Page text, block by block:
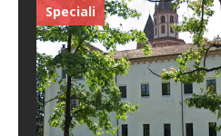
Speciali